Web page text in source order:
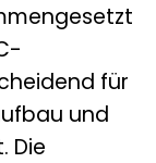
für
und
Die